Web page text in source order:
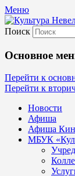
Меню
МБУК
и досуг"
Поиск
Основное
Перейти к
Перейти к
Новости
Афиша
Афиша
МБУК